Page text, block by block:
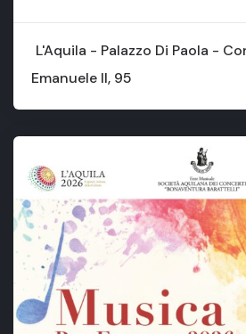
L'Aquila - Palazzo Di Paola -
Emanuele II, 95